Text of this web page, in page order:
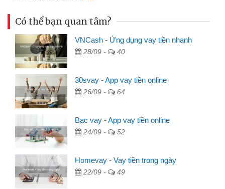
Có thể bạn quan tâm?
VNCash - Ứng dụng vay tiền nhanh
28/09 - 40
30svay - App vay tiền online
26/09 - 64
Bac vay - App vay tiền online
24/09 - 52
Homevay - Vay tiền trong ngày
22/09 - 49